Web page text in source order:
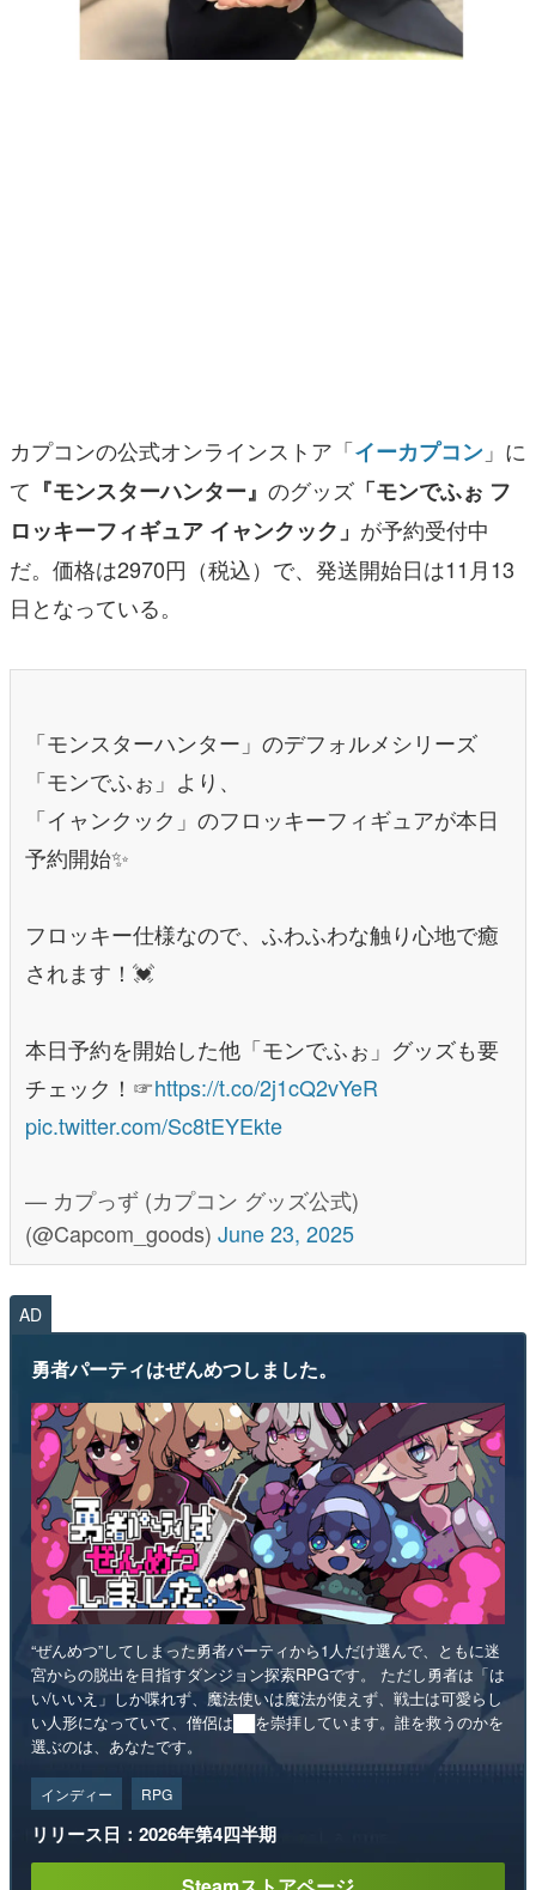
なんでゲームは面白い？
ゲーム開発者・hamatsu氏がゲームの魅力を画面や操作の
具体的な形から解き明かしていく、硬派で骨太な評論連載
その他
電ファミニコゲーマーとは？
運営：株式会社マレ
カプコンの公式オンラインストア「イーカプコン 」に
て 『モンスターハンター』 のグッズ 「モンでふぉ フ
ロッキーフィギュア イャンクック」 が予約受付中
だ。価格は2970円（税込）で、発送開始日は11月13
日となっている。
「モンスターハンター」のデフォルメシリーズ
「モンでふぉ」より、
「イャンクック」のフロッキーフィギュアが本日
予約開始✨
フロッキー仕様なので、ふわふわな触り心地で癒
されます！💓
本日予約を開始した他「モンでふぉ」グッズも要
チェック！☞https://t.co/2j1cQ2vYeR
pic.twitter.com/Sc8tEYEkte
— カプっず (カプコン グッズ公式)
(@Capcom_goods) June 23, 2025
AD
勇者パーティはぜんめつしました。
“ぜんめつ”してしまった勇者パーティから1人だけ選んで、ともに迷
宮からの脱出を目指すダンジョン探索RPGです。 ただし勇者は「は
い/いいえ」しか喋れず、魔法使いは魔法が使えず、戦士は可愛らし
い人形になっていて、僧侶は██を崇拝しています。誰を救うのかを
選ぶのは、あなたです。
インディー RPG
リリース日：2026年第4四半期